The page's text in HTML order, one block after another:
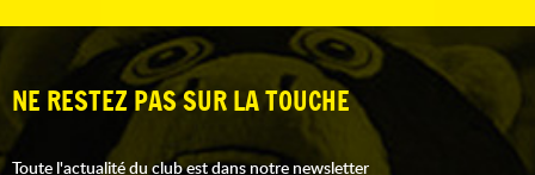
NE RESTEZ PAS SUR LA TOUCHE
Toute l'actualité du club est dans notre newsletter